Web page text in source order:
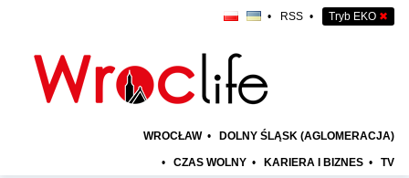
• RSS • Tryb EKO ✖
WROCŁAW • DOLNY ŚLĄSK (AGLOMERACJA)
• CZAS WOLNY • KARIERA I BIZNES • TV